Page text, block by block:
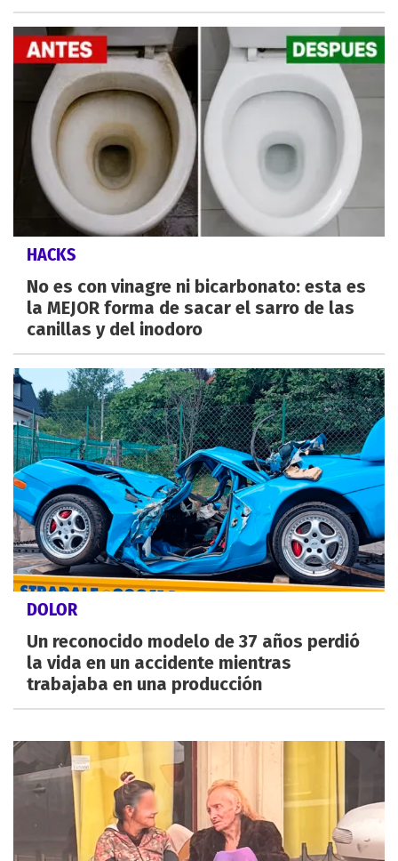
HACKS
No es con vinagre ni bicarbonato: esta es
la MEJOR forma de sacar el sarro de las
canillas y del inodoro
DOLOR
Un reconocido modelo de 37 años perdió
la vida en un accidente mientras
trabajaba en una producción